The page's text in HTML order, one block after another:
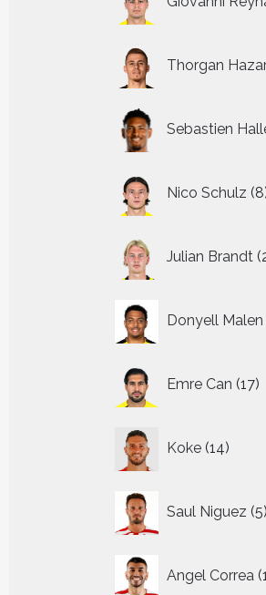
Thorgan
Sebastien
Nico Schulz 8
Julian Brandt
Donyell Malen
Emre Can 17
Koke 14
Saul Niguez 5
Angel Correa